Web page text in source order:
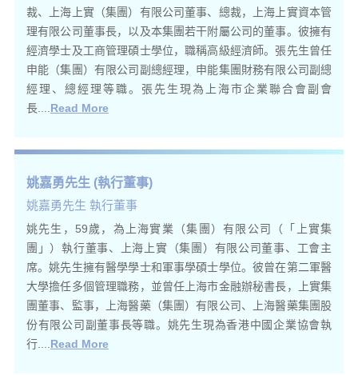
裁、上海上實（集團）有限公司董事、總裁，上海上實資本管
理有限公司董事長，以及本集團若干附屬公司的董事。彼擁有
經濟學士及工商管理碩士學位，職稱高級經濟師。張先生曾任
申能（集團）有限公司副總經理，申能集團財務有限公司副總
經理、總經理等職。張先生現為上海市企業聯合會副會
長.... Read More
姚嘉勇先生 (執行董事)
姚嘉勇先生 執行董事
姚先生，59歲，為上海實業（集團）有限公司（「上實集
團」）執行董事、上海上實（集團）有限公司董事、工會主
席。姚先生擁有醫學學士和軍事學碩士學位。彼曾在第二軍醫
大學擔任多個管理職務，並曾任上海市金融辦秘書長，上實集
團董事、監事，上海醫藥（集團）有限公司、上海醫藥集團股
份有限公司副董事長等職。姚先生現為香港中國企業協會執
行.... Read More